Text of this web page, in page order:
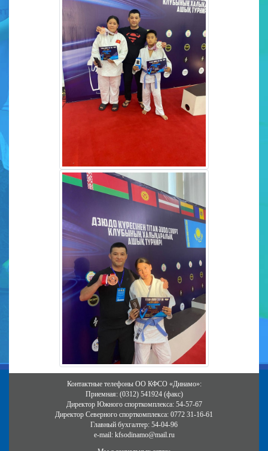
Контактные телефоны ОО КФСО «Динамо»:
Приемная: (0312) 541924 (факс)
Директор Южного спорткомплекса: 54-57-67
Директор Северного спорткомплекса: 0772 31-16-61
Главный бухгалтер: 54-04-96
e-mail: kfsodinamo@mail.ru